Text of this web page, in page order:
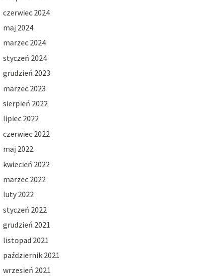
czerwiec 2024
maj 2024
marzec 2024
styczeń 2024
grudzień 2023
marzec 2023
sierpień 2022
lipiec 2022
czerwiec 2022
maj 2022
kwiecień 2022
marzec 2022
luty 2022
styczeń 2022
grudzień 2021
listopad 2021
październik 2021
wrzesień 2021